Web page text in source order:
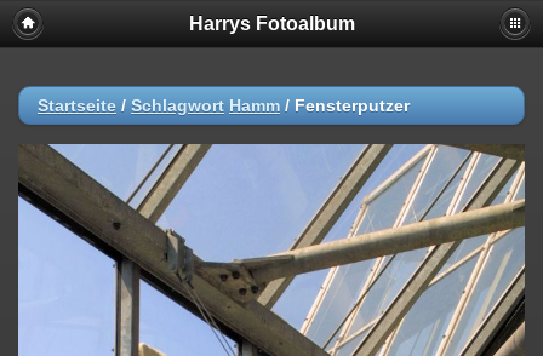
Harrys Fotoalbum
Startseite / Schlagwort Hamm / Fensterputzer